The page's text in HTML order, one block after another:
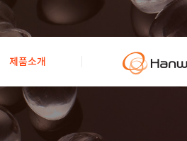
제품소개